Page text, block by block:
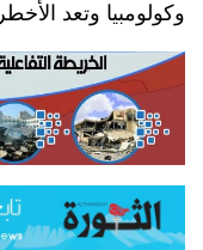
وكولومبيا وتعد